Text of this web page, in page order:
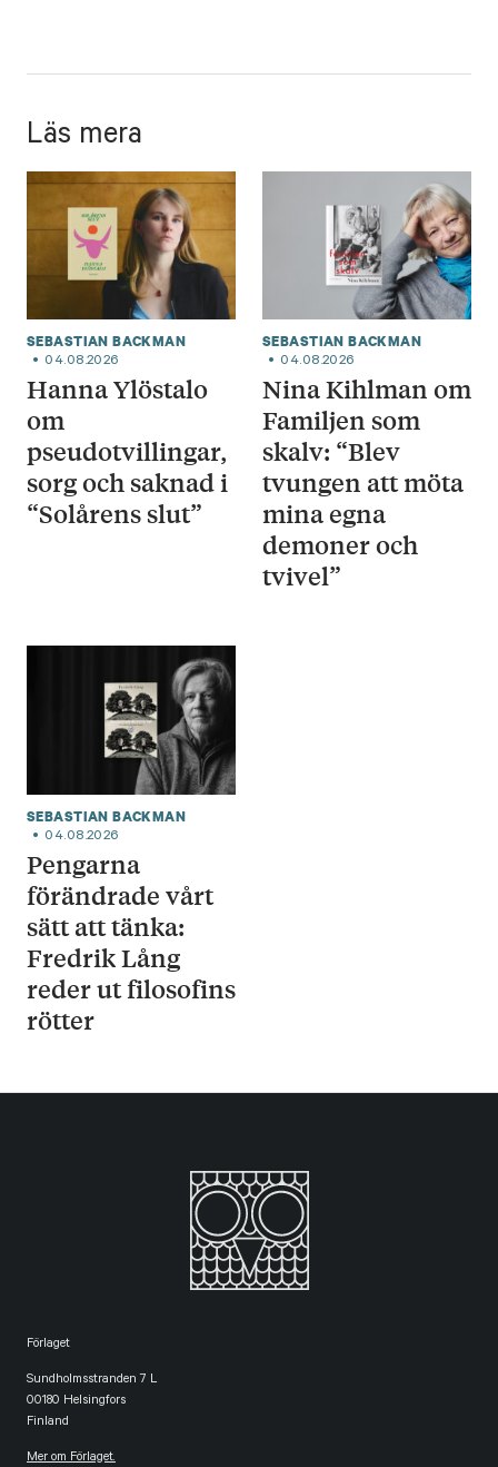
Läs mera
SEBASTIAN BACKMAN
04.08.2026
Hanna Ylöstalo
om
pseudotvillingar,
sorg och saknad i
“Solårens slut”
SEBASTIAN BACKMAN
04.08.2026
Nina Kihlman om
Familjen som
skalv: “Blev
tvungen att möta
mina egna
demoner och
tvivel”
SEBASTIAN BACKMAN
04.08.2026
Pengarna
förändrade vårt
sätt att tänka:
Fredrik Lång
reder ut filosofins
rötter
Förlaget
Sundholmsstranden 7 L
00180 Helsingfors
Finland
Mer om Förlaget.